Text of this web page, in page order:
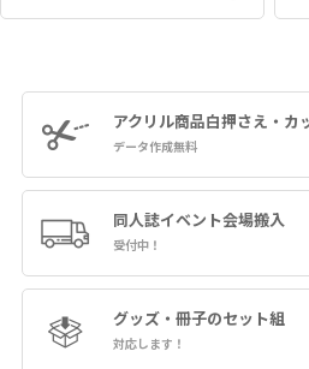
アクリル商品白押さえ・カ
データ作成無料
同人誌イベント会場搬入
受付中！
グッズ・冊子のセット組
対応します！